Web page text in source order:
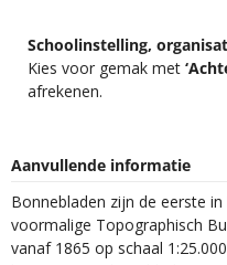
Schoolinstelling,
Kies voor gemak met
afrekenen.
Aanvullende informatie
Bonnebladen zijn de eerste
voormalige Topographisch
vanaf 1865 op schaal